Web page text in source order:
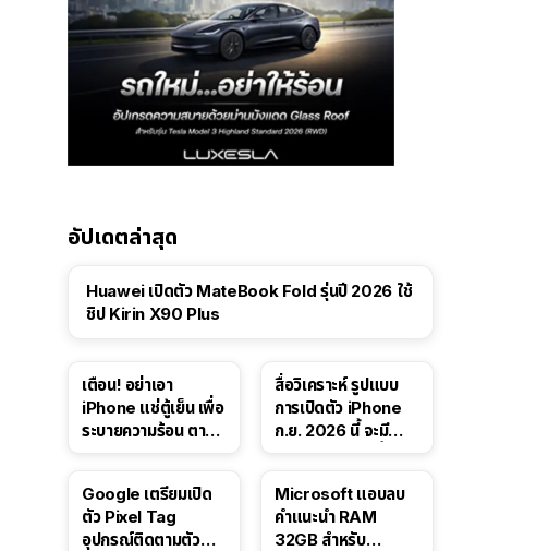
อัปเดตล่าสุด
Huawei เปิดตัว MateBook Fold รุ่นปี 2026 ใช้
ชิป Kirin X90 Plus
เตือน! อย่าเอา
iPhone แช่ตู้เย็น เพื่อ
ระบายความร้อน ตาม
สื่อวิเคราะห์ รูปแบบ
การเปิดตัว iPhone
ก.ย. 2026 นี้ จะมี
Google เตรียมเปิด
ตัว Pixel Tag
อุปกรณ์ติดตามตัว
Microsoft แอบลบ
คำแนะนำ RAM
32GB สำหรับ